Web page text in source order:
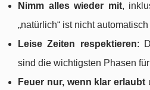
Nimm alles wieder mit,
„natürlich“ ist nicht
Leise Zeiten respektieren:
sind die wichtigsten Phasen
Feuer nur, wenn klar erlaubt